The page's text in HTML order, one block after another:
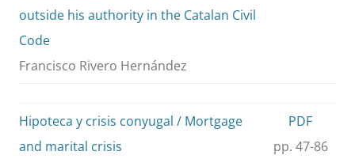
outside his authority in the Catalan Civil
Code
Francisco Rivero Hernández
Hipoteca y crisis conyugal / Mortgage
and marital crisis
PDF
pp. 47-86